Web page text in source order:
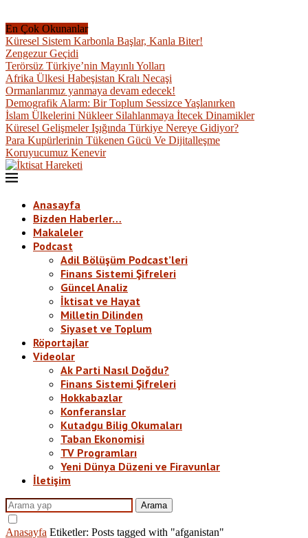
En Çok Okunanlar
Küresel Sistem Karbonla Başlar, Kanla Biter!
Zengezur Geçidi
Terörsüz Türkiye’nin Mayınlı Yolları
Afrika Ülkesi Habeşistan Kralı Necaşi
Ormanlarımız yanmaya devam edecek!
Demografik Alarm: Bir Toplum Sessizce Yaşlanırken
İslam Ülkelerini Nükleer Silahlanmaya İtecek Dinamikler
Küresel Gelişmeler Işığında Türkiye Nereye Gidiyor?
Para Kupürlerinin Tükenen Gücü Ve Dijitalleşme
Koruyucumuz Kenevir
Anasayfa
Bizden Haberler…
Makaleler
Podcast
Adil Bölüşüm Podcast’leri
Finans Sistemi Şifreleri
Güncel Analiz
İktisat ve Hayat
Milletin Dilinden
Siyaset ve Toplum
Röportajlar
Videolar
Ak Parti Nasıl Doğdu?
Finans Sistemi Şifreleri
Hokkabazlar
Konferanslar
Kutadgu Bilig Okumaları
Taban Ekonomisi
TV Programları
Yeni Dünya Düzeni ve Firavunlar
İletişim
Arama
Anasayfa Etiketler: Posts tagged with "afganistan"